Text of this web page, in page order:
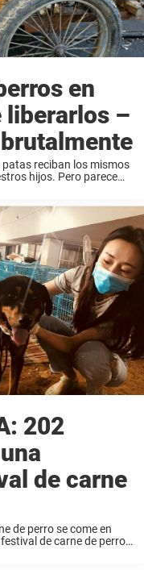
en
liberarlos –
reciban los mismos
hijos. Pero parece
202
de carne
de perro se come en
de carne de perro